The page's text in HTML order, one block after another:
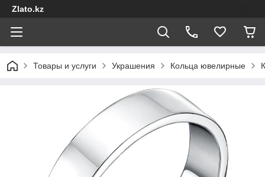
Zlato.kz
Товары и услуги Украшения Кольца ювелирные